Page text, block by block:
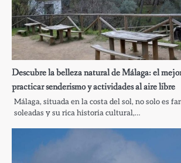
Descubre la belleza natural de Málaga: el
practicar senderismo y actividades al aire libre
Málaga, situada en la costa del sol, no solo es
soleadas y su rica historia cultural,…